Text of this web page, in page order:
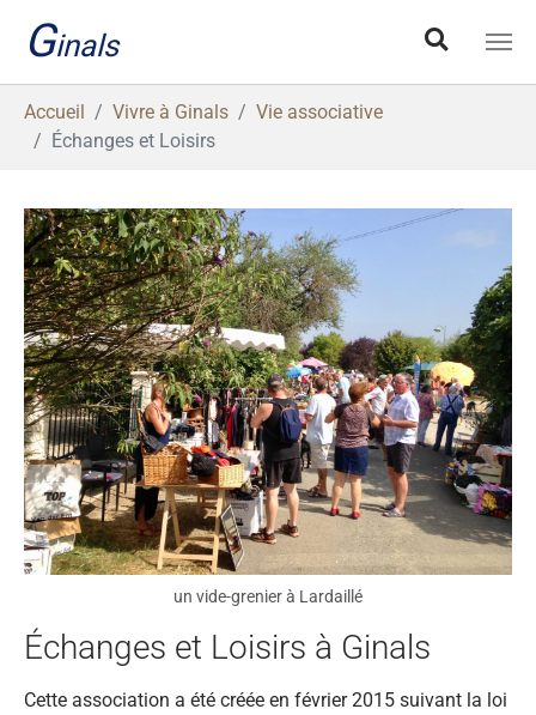
Ginals
Accueil Vivre à Ginals
Vie associative
Échanges et Loisirs
un vide-grenier à Lardaillé
Échanges et Loisirs à Ginals
Cette association a été créée en février 2015 suivant la loi